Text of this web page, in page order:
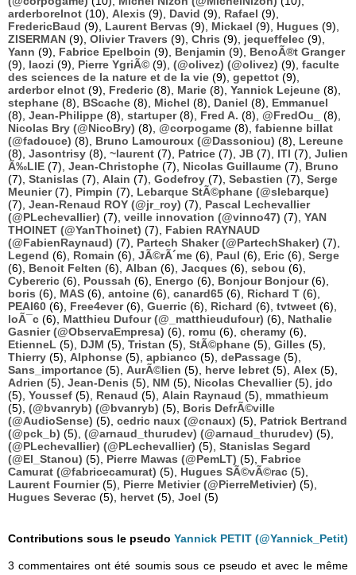
arderborelnot (10), Alexis (9), David (9), Rafael (9),
FredericBaud (9), Laurent Bervas (9), Mickael (9), Hugues (9),
ZISERMAN (9), Olivier Travers (9), Chris (9), jequeffelec (9),
Yann (9), Fabrice Epelboin (9), Benjamin (9), BenoÃ®t Granger
(9), laozi (9), Pierre YgriÃ© (9), (@olivez) (@olivez) (9), faculte
des sciences de la nature et de la vie (9), gepettot (9),
arderbor elnot (9), Frederic (8), Marie (8), Yannick Lejeune (8),
stephane (8), BScache (8), Michel (8), Daniel (8), Emmanuel
(8), Jean-Philippe (8), startuper(8), Fred A. (8), @FredOu_
(8),
Nicolas Bry (@NicoBry) (8), @corpogame (8), fabienne billat
(@fadouce) (8), Bruno Lamouroux (@Dassoniou) (8), Lereune
(8), Jasontrisy (8), ~laurent (7), Patrice (7), JB (7), ITI (7), Julien
Ã‰LIE (7), Jean-Christophe (7), Nicolas Guillaume (7), Bruno
(7), Stanislas (7), Alain (7), Godefroy (7), Sebastien (7), Serge
Meunier(7), Pimpin (7), Lebarque StÃ©phane (@slebarque)
(7), Jean-Renaud ROY (@jr_roy) (7), Pascal Lechevallier
(@PLechevallier) (7), veille innovation (@vinno47) (7), YAN
THOINET (@YanThoinet) (7), Fabien RAYNAUD
(@FabienRaynaud) (7), Partech Shaker (@PartechShaker) (7),
Legend (6), Romain (6), JÃ©rÃ´me (6), Paul (6), Eric (6), Serge
(6), Benoit Felten (6), Alban (6), Jacques (6), sebou (6),
Cybereric (6), Poussah (6), Energo (6), Bonjour Bonjour(6),
boris (6), MAS (6), antoine (6), canard65 (6), Richard T (6),
PEAI60 (6), Free4ever(6), Guerric (6), Richard (6), tvtweet (6),
loÃ¯c (6), Matthieu Dufour (@_matthieudufour) (6), Nathalie
Gasnier (@ObservaEmpresa) (6), romu (6), cheramy (6),
EtienneL (5), DJM (5), Tristan (5), StÃ©phane (5), Gilles (5),
Thierry (5), Alphonse (5), apbianco (5), dePassage (5),
Sans_importance (5), AurÃ©lien (5), herve lebret (5), Alex (5),
Adrien (5), Jean-Denis (5), NM (5), Nicolas Chevallier(5), jdo
(5), Youssef (5), Renaud (5), Alain Raynaud (5), mmathieum
(5), (@bvanryb) (@bvanryb) (5), Boris DefrÃ©ville
(@AudioSense) (5), cedric naux (@cnaux) (5), Patrick Bertrand
(@pck_b) (5), (@arnaud_thurudev) (@arnaud_thurudev) (5),
(@PLechevallier) (@PLechevallier) (5), Stanislas Segard
(@El_Stanou) (5), Pierre Mawas (@PemLT) (5), Fabrice
Camurat (@fabricecamurat) (5), Hugues SÃ©vÃ©rac (5),
Laurent Fournier(5), Pierre Metivier (@PierreMetivier) (5),
Hugues Severac (5), hervet (5), Joel (5)
Contributions sous le pseudo Yannick PETIT (@Yannick_Petit)
3 commentaires ont été soumis sous ce pseudo et avec le même